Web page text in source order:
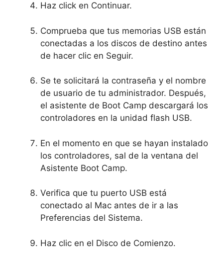
Haz click en Continuar.
Comprueba que tus memorias USB están
conectadas a los discos de destino antes
de hacer clic en Seguir.
Se te solicitará la contraseña y el nombre
de usuario de tu administrador. Después,
el asistente de Boot Camp descargará los
controladores en la unidad flash USB.
En el momento en que se hayan instalado
los controladores, sal de la ventana del
Asistente Boot Camp.
Verifica que tu puerto USB está
conectado al Mac antes de ir a las
Preferencias del Sistema.
Haz clic en el Disco de Comienzo.